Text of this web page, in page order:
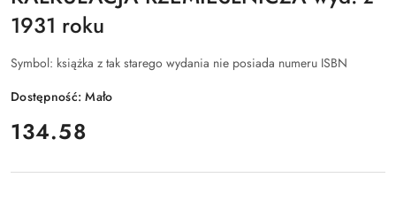
1931 roku
Symbol: książka z tak starego wydania nie posiada numeru ISBN
Dostępność:Mało
cena:
134.58